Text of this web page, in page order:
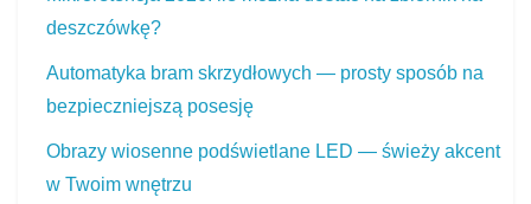
deszczówkę?
Automatyka bram skrzydłowych — prosty sposób na
bezpieczniejszą posesję
Obrazy wiosenne podświetlane LED — świeży akcent
w Twoim wnętrzu